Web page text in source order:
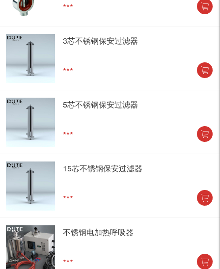
***
3芯不锈钢保安过滤器
***
5芯不锈钢保安过滤器
***
15芯不锈钢保安过滤器
***
不锈钢电加热呼吸器
***